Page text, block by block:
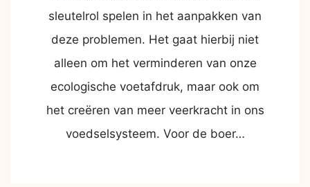
sleutelrol spelen in het aanpakken van
deze problemen. Het gaat hierbij niet
alleen om het verminderen van onze
ecologische voetafdruk, maar ook om
het creëren van meer veerkracht in ons
voedselsysteem. Voor de boer…